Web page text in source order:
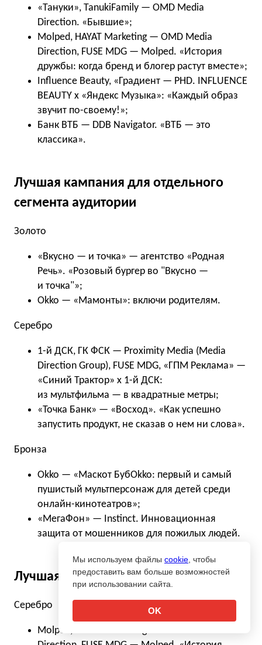
«Тануки», TanukiFamily — OMD Media
Direction. «Бывшие»;
Molped, HAYAT Marketing — OMD Media
Direction, FUSE MDG — Molped. «История
дружбы: когда бренд и блогер растут вместе»;
Influence Beauty, «Градиент — PHD. INFLUENCE
BEAUTY x «Яндекс Музыка»: «Каждый образ
звучит по-своему!»;
Банк ВТБ — DDB Navigator. «ВТБ — это
классика».
Лучшая кампания для отдельного
сегмента аудитории
Золото
«Вкусно — и точка» — агентство «Родная
Речь». «Розовый бургер во "Вкусно —
и точка"»;
Okko — «Мамонты»: включи родителям.
Серебро
1-й ДСК, ГК ФСК — Proximity Media (Media
Direction Group), FUSE MDG, «ГПМ Реклама» —
«Синий Трактор» x 1-й ДСК:
из мультфильма — в квадратные метры;
«Точка Банк» — «Восход». «Как успешно
запустить продукт, не сказав о нем ни слова».
Бронза
Okko — «Маскот БубOkko: первый и самый
пушистый мультперсонаж для детей среди
онлайн-кинотеатров»;
«МегаФон» — Instinct. Инновационная
защита от мошенников для пожилых людей.
Лучшая эффективность в бизнесе
Серебро
Molped, HAYAT Marketing — OMD Media
Мы используем файлы cookie , чтобы
предоставить вам больше возможностей
при использовании сайта.
OK